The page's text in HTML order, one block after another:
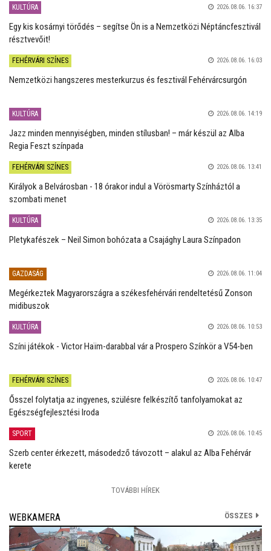
KULTÚRA 2026.08.06. 16:37
Egy kis kosárnyi törődés – segítse Ön is a Nemzetközi Néptáncfesztivál
résztvevőit!
FEHÉRVÁRI SZÍNES 2026.08.06. 16:03
Nemzetközi hangszeres mesterkurzus és fesztivál Fehérvárcsurgón
KULTÚRA 2026.08.06. 14:19
Jazz minden mennyiségben, minden stílusban! – már készül az Alba
Regia Feszt színpada
FEHÉRVÁRI SZÍNES 2026.08.06. 13:41
Királyok a Belvárosban - 18 órakor indul a Vörösmarty Színháztól a
szombati menet
KULTÚRA 2026.08.06. 13:35
Pletykafészek – Neil Simon bohózata a Csajághy Laura Színpadon
GAZDASÁG 2026.08.06. 11:04
Megérkeztek Magyarországra a székesfehérvári rendeltetésű Zonson
midibuszok
KULTÚRA 2026.08.06. 10:53
Színi játékok - Victor Haïm-darabbal vár a Prospero Színkör a V54-ben
FEHÉRVÁRI SZÍNES 2026.08.06. 10:47
Ősszel folytatja az ingyenes, szülésre felkészítő tanfolyamokat az
Egészségfejlesztési Iroda
SPORT 2026.08.06. 10:45
Szerb center érkezett, másodedző távozott – alakul az Alba Fehérvár
kerete
TOVÁBBI HÍREK
WEBKAMERA ÖSSZES